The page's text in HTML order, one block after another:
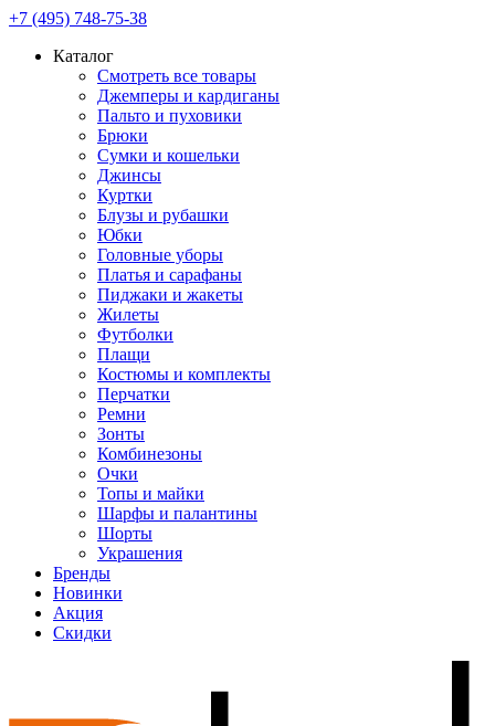
+7 (495) 748-75-38
Каталог
Смотреть все товары
Джемперы и кардиганы
Пальто и пуховики
Брюки
Сумки и кошельки
Джинсы
Куртки
Блузы и рубашки
Юбки
Головные уборы
Платья и сарафаны
Пиджаки и жакеты
Жилеты
Футболки
Плащи
Костюмы и комплекты
Перчатки
Ремни
Зонты
Комбинезоны
Очки
Топы и майки
Шарфы и палантины
Шорты
Украшения
Бренды
Новинки
Акция
Скидки